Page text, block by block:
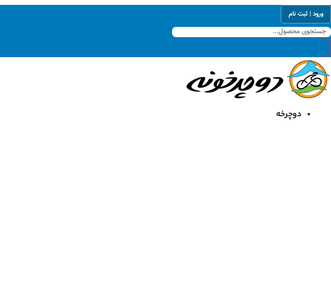
پرش
محتوا
ورود | ثبت نام
دوچرخه